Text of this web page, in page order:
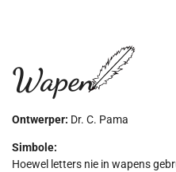
Wapen
Ontwerper: Dr. C. Pama
Simbole:
Hoewel letters nie in wapens